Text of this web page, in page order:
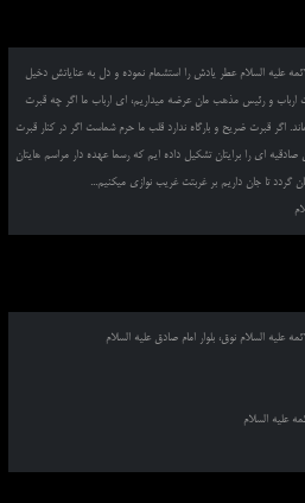
علیه السلام عطر یادش را استشمام نموده و دل به عنایاتش دخیل
و رئیس مذهب مان عرضه میداریم، ای ارباب ما اگر چه قبرت
اگر قبرت ضریح و بارگاه ندارد قلب ما حرم شماست اگر در کنار قبرت
ای را برایتان تشکیل داده ایم که رسما عهده دار مراسم هایتان
گردد تا جان داریم بر غربتت غریب نوازی میکنیم...
علیه السلام نوق، بلوار امام صادق علیه السلام
علیه السلام